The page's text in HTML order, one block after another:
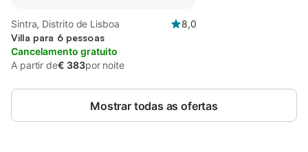
Sintra, Distrito de Lisboa
8,0
Villa para 6 pessoas
Cancelamento gratuito
A partir de€ 383por noite
Mostrar todas as ofertas